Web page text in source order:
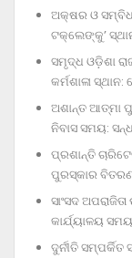
ଅକ୍ଷର ଓ
ଟକ୍‌ଲେଙ୍କୁ’
ସମୃଦ୍ଧ ଓଡ଼ିଶା
କର୍ମଶାଳା
ଅଶାନ୍ତ ଆତ୍ମା
ନିବାସ ସମୟ:
ପ୍ରଶାନ୍ତି
ପୁରସ୍କାର
ସାଂସଦ
କାର୍ଯ୍ୟାଳୟ
ଦୁର୍ନୀତି